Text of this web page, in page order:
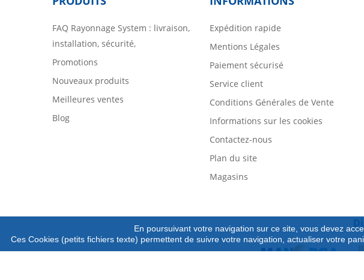
FAQ Rayonnage System : livraison,
installation, sécurité,
Promotions
Nouveaux produits
Meilleures ventes
Blog
Expédition rapide
Mentions Légales
Paiement sécurisé
Service client
Conditions Générales de Vente
Informations sur les cookies
Contactez-nous
Plan du site
Magasins
En poursuivant votre navigation sur ce site, vous devez
Ces Cookies (petits fichiers texte) permettent de suivre votre navigation, actualiser votre